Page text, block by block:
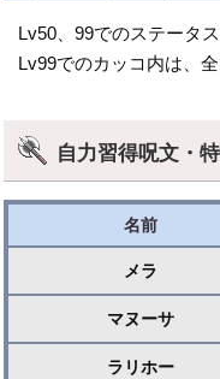
Lv50、99でのステータス
Lv99でのカッコ内は、
自力習得呪文・
名前
メラ
マヌーサ
ラリホー